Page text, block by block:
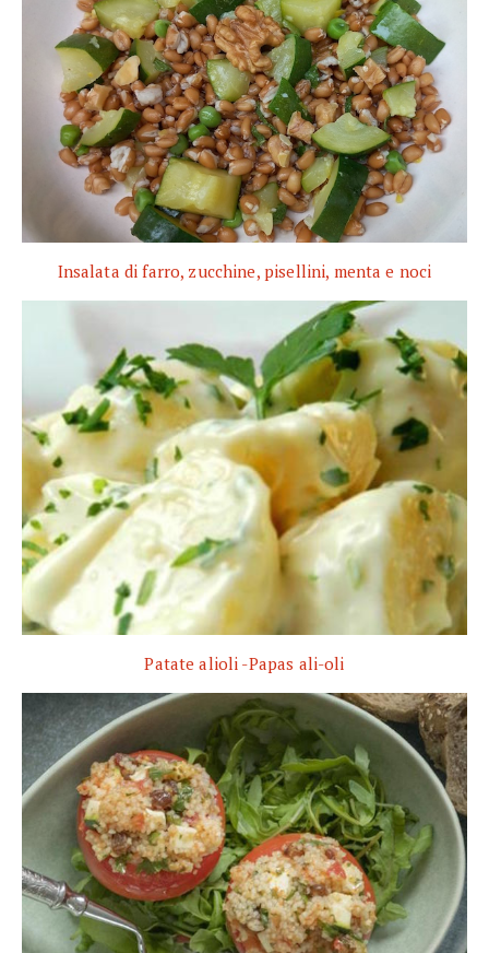
Insalata di farro, zucchine, pisellini, menta e noci
Patate alioli -Papas ali-oli